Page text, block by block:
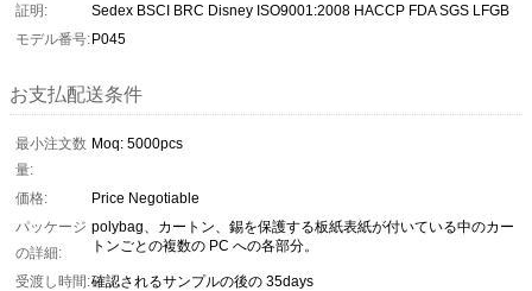
証明:
Sedex BSCI BRC Disney ISO9001:2008 HACCP FDA SGS LFGB
モデル番号:P045
お支払配送条件
最小注文数
量:
Moq: 5000pcs
価格:
Price Negotiable
パッケージ
の詳細:
polybag、カートン、錫を保護する板紙表紙が付いている中のカー
トンごとの複数の PC への各部分。
受渡し時間:確認されるサンプルの後の 35days